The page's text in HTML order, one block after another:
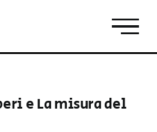
e La misura del